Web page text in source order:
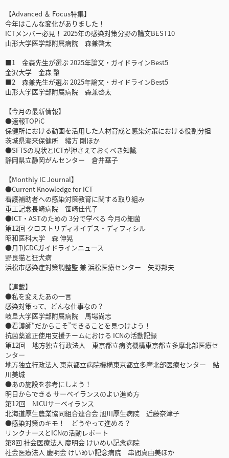
【Advanced ＆ Focus特集】
今年はこんな変化がありました！
ICTメンバー必見！ 2025年の感染対策分野の論文BEST10
山形大学医学部附属病院 森兼啓太
■1 金森先生が選ぶ 2025年論文・ガイドラインBest5
金沢大学 金森 肇
■2 森兼先生が選ぶ 2025年論文・ガイドラインBest5
山形大学医学部附属病院 森兼啓太
【今月の最新情報】
●速報TOPiC
保健所における動画を活用した人材育成と感染対策における役割分担
茨城県潮来保健所 緒方 剛ほか
●SFTSの現状とICTが押さえておくべき知識
静岡県立静岡がんセンター 倉井華子
【Monthly IC Journal】
●Current Knowledge for ICT
看護補助者への感染対策教育に関する取り組み
重工記念長崎病院 笹崎佳代子
●ICT・ASTのための 3分で学べる 今月の細菌
第12回 クロストリディオイデス・ディフィシル
昭和医科大学 森 伸晃
●月刊CDCガイドラインニュース
野良猫と狂犬病
浜松市感染症対策調整監 兼 浜松医療センター 矢野邦夫
【連載】
●私を変えたあの一言
感染対策って、どんな仕事なの？
岐阜大学医学部附属病院 馬場尚志
●看護師“だからこそ”できることを見つけよう！
抗菌薬適正使用支援チームにおける ICNの活動記録
第12回 地方独立行政法人 東京都立病院機構東京都立多摩北部医療セ
ンター
地方独立行政法人 東京都立病院機構東京都立多摩北部医療センター 鮎
川美城
●あの施設を参考にしよう！
明日からできる サーベイランスのよい進め方
第12回 NICUサーベイランス
北海道厚生農業協同組合連合会 旭川厚生病院 近藤奈津子
●感染対策のキモ！ どうやって進める？
リンクナースとICNの活動レポート
第8回 社会医療法人 慶明会 けいめい記念病院
社会医療法人 慶明会 けいめい記念病院 串間真由美ほか